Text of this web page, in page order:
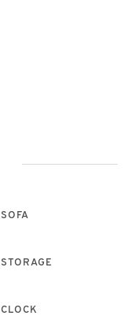
SOFA
STORAGE
CLOCK